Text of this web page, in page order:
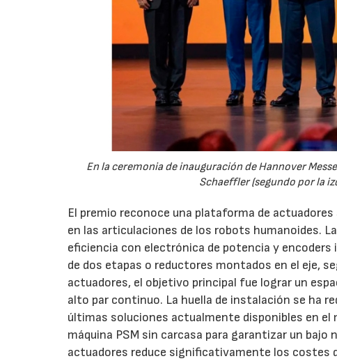
En la ceremonia de inauguración de Hannover
Schaeffler (segundo por la
El premio reconoce una plataforma de
en las articulaciones de los robots humanoides.
eficiencia con electrónica de potencia y
de dos etapas o reductores montados en el eje,
actuadores, el objetivo principal fue lograr un
alto par continuo. La huella de instalación se ha
últimas soluciones actualmente disponibles en el
máquina PSM sin carcasa para garantizar un
actuadores reduce significativamente los costes